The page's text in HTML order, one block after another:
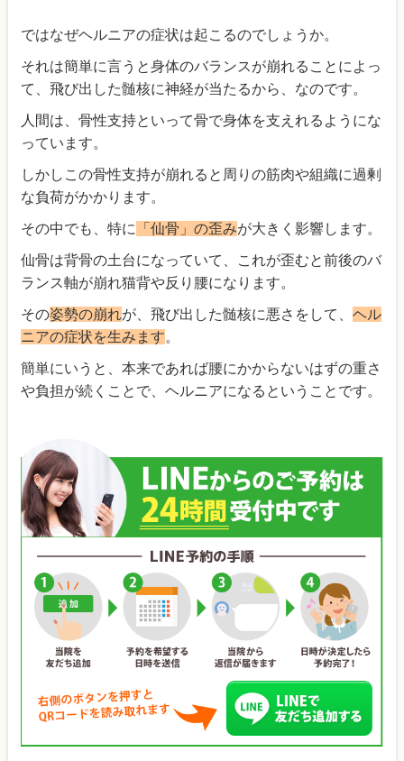
ではなぜヘルニアの症状は起こるのでしょうか。
それは簡単に言うと身体のバランスが崩れることによっ
て、飛び出した髄核に神経が当たるから、なのです。
人間は、骨性支持といって骨で身体を支えれるようにな
っています。
しかしこの骨性支持が崩れると周りの筋肉や組織に過剰
な負荷がかかります。
その中でも、特に 「仙骨」の歪みが大きく影響します。
仙骨は背骨の土台になっていて、これが歪むと前後のバ
ランス軸が崩れ猫背や反り腰になります。
その姿勢の崩れが、飛び出した髄核に悪さをして、ヘル
ニアの症状を生みます。
簡単にいうと、本来であれば腰にかからないはずの重さ
や負担が続くことで、ヘルニアになるということです。